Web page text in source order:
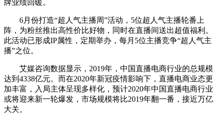
牌业绩回暖。
6月份打造“超人气主播周”活动，5位超人气主播轮番上
阵，为粉丝推出高性价比好物，同时在直播间送出超值福利。
此活动已形成IP属性，定期举办，每月5位主播竞争“超人气主
播”之位。
艾媒咨询数据显示，2019年，中国直播电商行业的总规模
达到4338亿元。而在2020年新冠疫情影响下，直播电商业态更
加丰富，入局主体呈现多样化，预计2020年中国直播电商行业
或将迎来新一轮爆发，市场规模将比2019年翻一番，接近万亿
大关。